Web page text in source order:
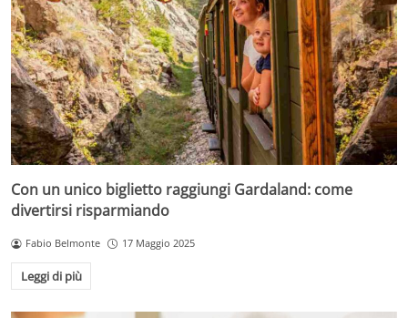
Con un unico biglietto raggiungi Gardaland: come
divertirsi risparmiando
Fabio Belmonte 17 Maggio 2025
Leggi di più